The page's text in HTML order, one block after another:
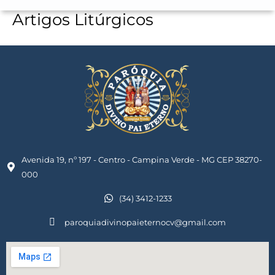
Artigos Litúrgicos
Avenida 19, nº 197 - Centro - Campina Verde - MG CEP 38270-
000
(34) 3412-1233
paroquiadivinopaieternocv@gmail.com